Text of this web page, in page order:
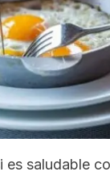
saludable